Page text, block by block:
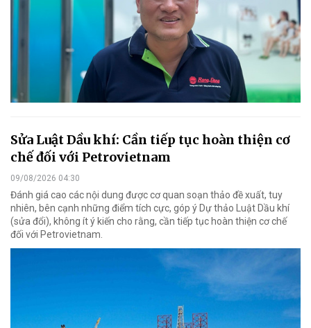
Sửa Luật Dầu khí: Cần tiếp tục hoàn thiện cơ
chế đối với Petrovietnam
09/08/2026 04:30
Đánh giá cao các nội dung được cơ quan soạn thảo đề xuất, tuy
nhiên, bên cạnh những điểm tích cực, góp ý Dự thảo Luật Dầu khí
(sửa đổi), không ít ý kiến cho rằng, cần tiếp tục hoàn thiện cơ chế
đối với Petrovietnam.